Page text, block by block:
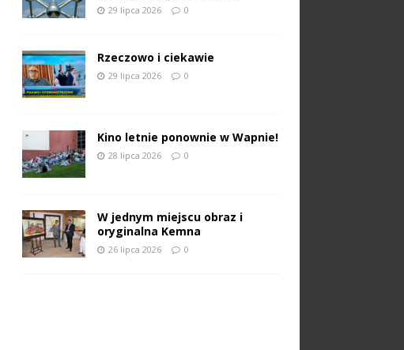
29 lipca 2026 0
Rzeczowo i ciekawie
29 lipca 2026 0
Kino letnie ponownie w Wapnie!
28 lipca 2026 0
W jednym miejscu obraz i
oryginalna Kemna
26 lipca 2026 0